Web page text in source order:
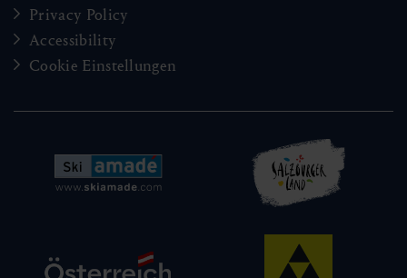
Privacy Policy
Accessibility
Cookie Einstellungen